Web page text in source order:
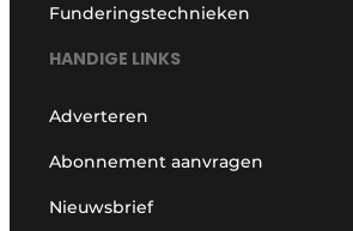
Funderingstechnieken
HANDIGE LINKS
Adverteren
Abonnement aanvragen
Nieuwsbrief